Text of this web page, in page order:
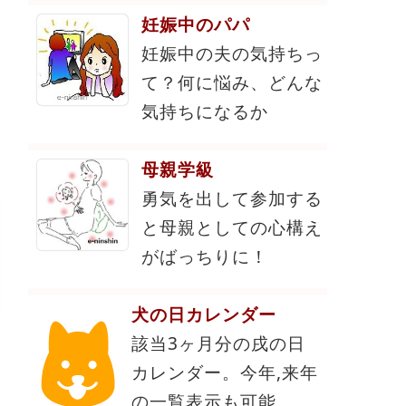
妊娠中のパパ
妊娠中の夫の気持ちっ
て？何に悩み、どんな
気持ちになるか
母親学級
勇気を出して参加する
と母親としての心構え
がばっちりに！
犬の日カレンダー
該当3ヶ月分の戌の日
カレンダー。今年,来年
の一覧表示も可能。